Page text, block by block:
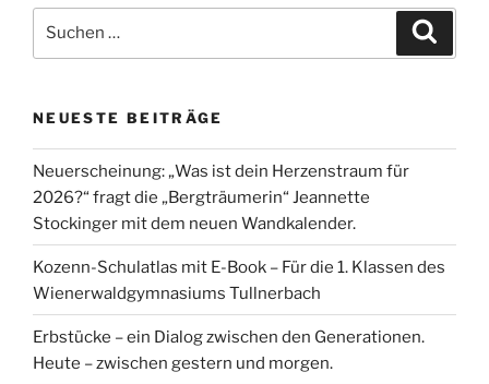
nach:
NEUESTE BEITRÄGE
Neuerscheinung: „Was ist dein Herzenstraum für
2026?“ fragt die „Bergträumerin“ Jeannette
Stockinger mit dem neuen Wandkalender.
Kozenn-Schulatlas mit E-Book – Für die 1. Klassen des
Wienerwaldgymnasiums Tullnerbach
Erbstücke – ein Dialog zwischen den Generationen.
Heute – zwischen gestern und morgen.